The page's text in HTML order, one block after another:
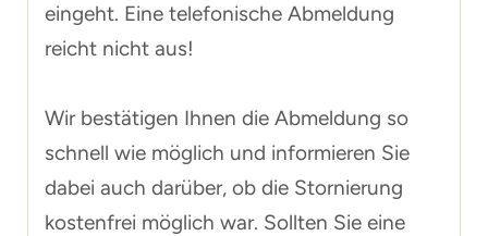
eingeht. Eine telefonische Abmeldung
reicht nicht aus!
Wir bestätigen Ihnen die Abmeldung so
schnell wie möglich und informieren Sie
dabei auch darüber, ob die Stornierung
kostenfrei möglich war. Sollten Sie eine